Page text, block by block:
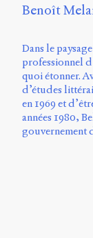
En
Mastodon
Université
de
Sherbrooke
Campus
Benoît
Dans le
professionnel
quoi étonner.
d’études
en 1969 et
années 1980,
gouvernement